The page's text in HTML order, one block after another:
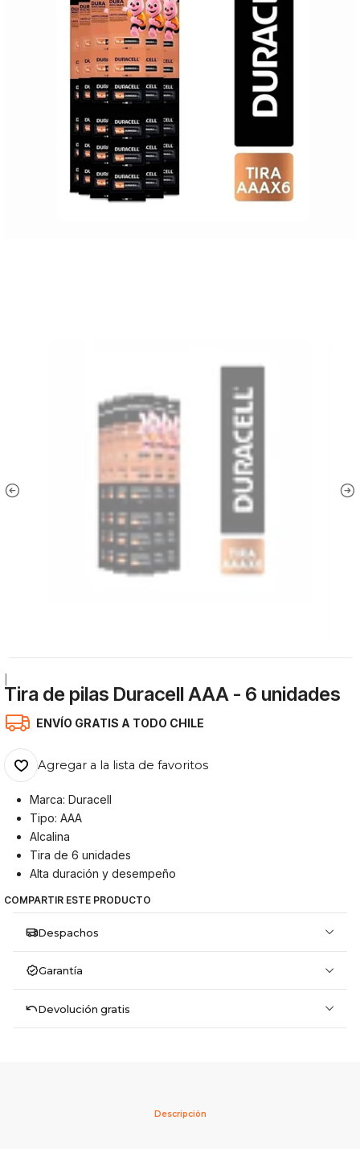
Tira de pilas Duracell AAA - 6 unidades
ENVÍO GRATIS A TODO CHILE
Agregar a la lista de favoritos
Marca: Duracell
Tipo: AAA
Alcalina
Tira de 6 unidades
Alta duración y desempeño
COMPARTIR ESTE PRODUCTO
Despachos
Garantía
Devolución gratis
Descripción